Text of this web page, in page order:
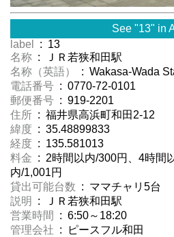
See "13" in
label
: 13
名称 : ＪＲ若狭和田駅
名称（英語）
: Wakasa-Wada
電話番号 : 0770-72-0101
郵便番号 : 919-2201
住所 : 福井県高浜町和田2-12
緯度 : 35.48899833
経度 : 135.581013
料金 : 2時間以内/300円、4時間
内/1,001円
貸出可能台数 : ママチャリ5台
説明
: ＪＲ若狭和田駅
営業時間
: 6:50～18:20
管理会社 : ピースフル和田